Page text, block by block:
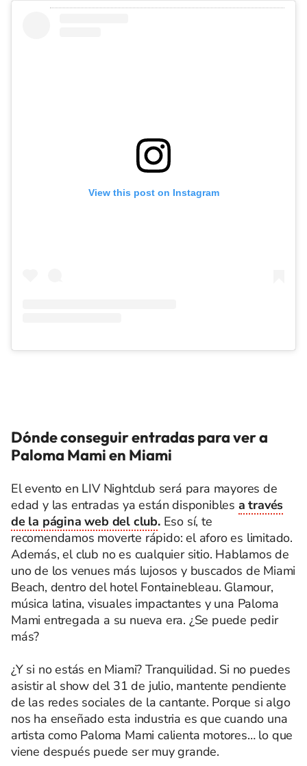
View this post on Instagram
Dónde conseguir entradas para ver a
Paloma Mami en Miami
El evento en LIV Nightclub será para mayores de
edad y las entradas ya están disponibles a través
de la página web del club.Eso sí, te
recomendamos moverte rápido: el aforo es limitado.
Además, el club no es cualquier sitio. Hablamos de
uno de los venues más lujosos y buscados de Miami
Beach, dentro del hotel Fontainebleau. Glamour,
música latina, visuales impactantes y una Paloma
Mami entregada a su nueva era. ¿Se puede pedir
más?
¿Y si no estás en Miami? Tranquilidad. Si no puedes
asistir al show del 31 de julio, mantente pendiente
de las redes sociales de la cantante. Porque si algo
nos ha enseñado esta industria es que cuando una
artista como Paloma Mami calienta motores… lo que
viene después puede ser muy grande.